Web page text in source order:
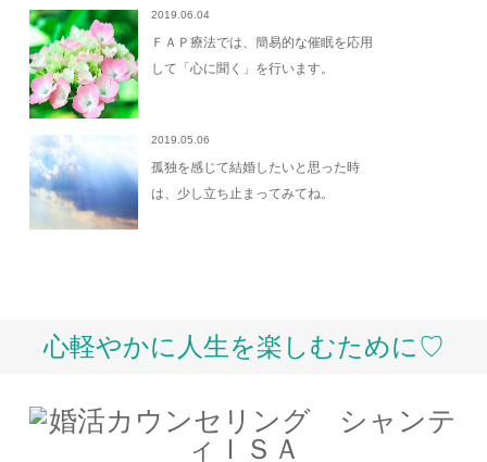
2019.06.04
ＦＡＰ療法では、簡易的な催眠を応用
して「心に聞く」を行います。
2019.05.06
孤独を感じて結婚したいと思った時
は、少し立ち止まってみてね。
心軽やかに人生を楽しむために♡